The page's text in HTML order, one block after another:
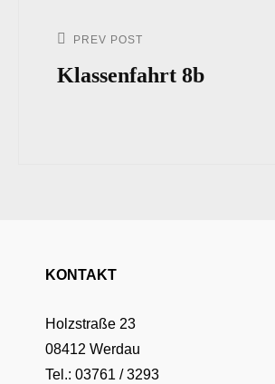
Navigation
Previous
Post
PREV POST
Klassenfahrt 8b
KONTAKT
Holzstraße 23
08412 Werdau
Tel.: 03761 / 3293